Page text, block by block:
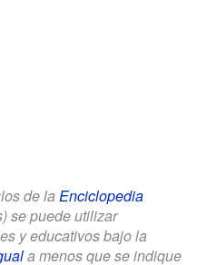
de la Enciclopedia
se puede utilizar
y educativos bajo la
a menos que se indique